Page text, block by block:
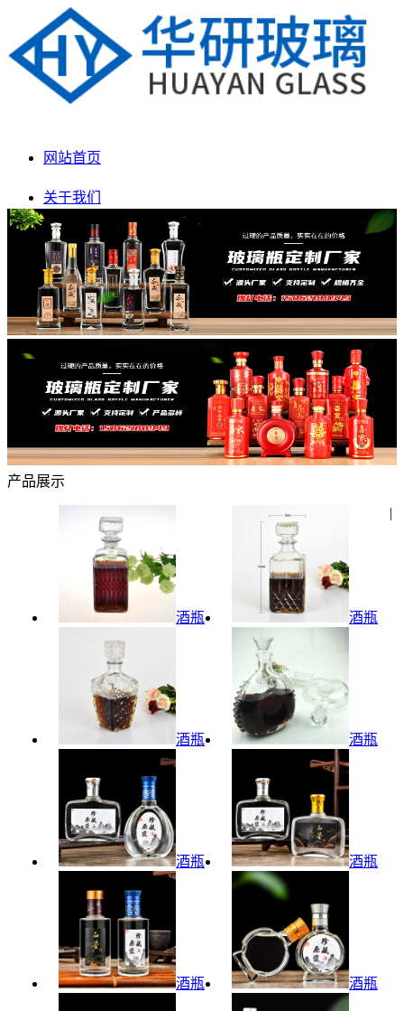
网站首页
关于我们
产品展示
新闻动态
生产车间
产品展示
酒瓶 酒瓶
酒瓶 酒瓶
酒瓶 酒瓶
酒瓶 酒瓶
|